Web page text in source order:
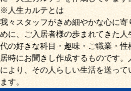
※人生カルテとは
我々スタッフがきめ細やかな心に
めに、ご入居者様の歩まれてきた
代の好きな科目・趣味・ご職業・
居時にお聞きし作成するものです
により、その人らしい生活を送って
ます。